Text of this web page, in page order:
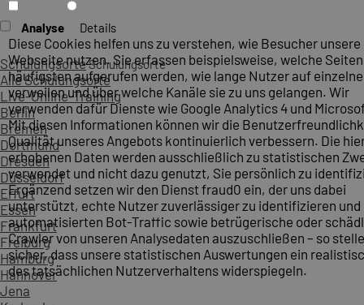
SchulungsorteSchulungsorte
Alle Schulungsorte
Live-Online-Training
Berlin
Bremen
Dortmund
Dresden
Düsseldorf
Erfurt
Essen
Frankfurt
Freiburg
Hamburg
Hannover
Jena
Analyse Details
Diese Cookies helfen uns zu verstehen, wie Besucher unsere
Webseite nutzen. Sie erfassen beispielsweise, welche
häufigsten aufgerufen werden, wie lange Nutzer auf
verweilen und über welche Kanäle sie zu uns gelangen. Wir
verwenden dafür Dienste wie Google Analytics 4 und
Mit diesen Informationen können wir die
Qualität unseres Angebots kontinuierlich verbessern. Die
erhobenen Daten werden ausschließlich zu statistischen
verwendet und nicht dazu genutzt, Sie persönlich zu
Ergänzend setzen wir den Dienst fraud0 ein, der uns dabei
unterstützt, echte Nutzer zuverlässiger zu identifizieren und
automatisierten Bot-Traffic sowie betrügerische oder
Crawler von unseren Analysedaten auszuschließen – so
sicher, dass unsere statistischen Auswertungen ein
des tatsächlichen Nutzerverhaltens widerspiegeln.